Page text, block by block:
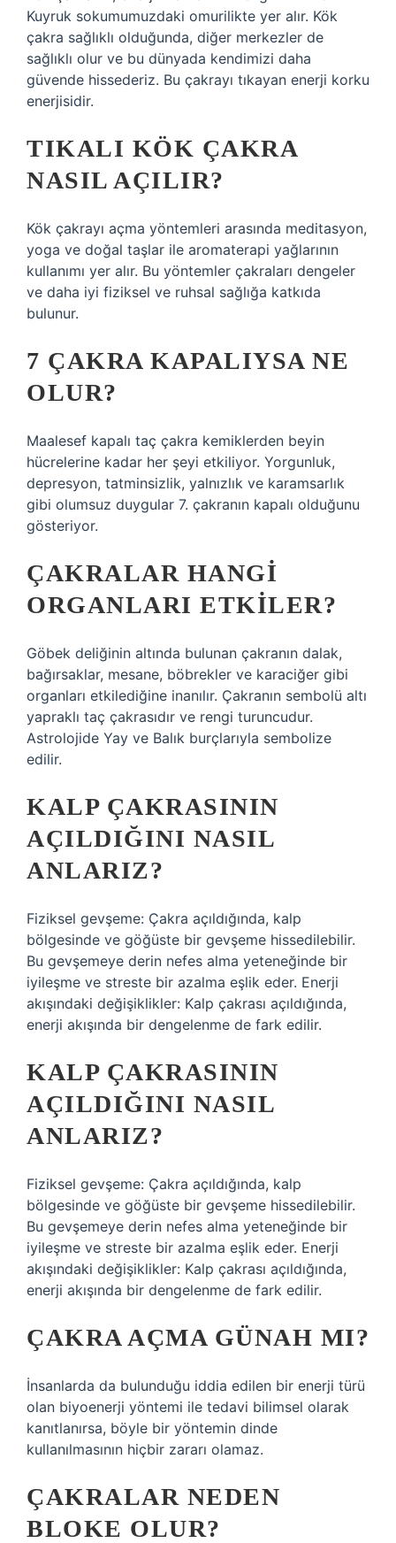
Kuyruk sokumumuzdaki omurilikte yer alır. Kök
çakra sağlıklı olduğunda, diğer merkezler de
sağlıklı olur ve bu dünyada kendimizi daha
güvende hissederiz. Bu çakrayı tıkayan enerji korku
enerjisidir.
TIKALI KÖK ÇAKRA
NASIL AÇILIR?
Kök çakrayı açma yöntemleri arasında meditasyon,
yoga ve doğal taşlar ile aromaterapi yağlarının
kullanımı yer alır. Bu yöntemler çakraları dengeler
ve daha iyi fiziksel ve ruhsal sağlığa katkıda
bulunur.
7 ÇAKRA KAPALIYSA NE
OLUR?
Maalesef kapalı taç çakra kemiklerden beyin
hücrelerine kadar her şeyi etkiliyor. Yorgunluk,
depresyon, tatminsizlik, yalnızlık ve karamsarlık
gibi olumsuz duygular 7. çakranın kapalı olduğunu
gösteriyor.
ÇAKRALAR HANGI
ORGANLARI ETKILER?
Göbek deliğinin altında bulunan çakranın dalak,
bağırsaklar, mesane, böbrekler ve karaciğer gibi
organları etkilediğine inanılır. Çakranın sembolü altı
yapraklı taç çakrasıdır ve rengi turuncudur.
Astrolojide Yay ve Balık burçlarıyla sembolize
edilir.
KALP ÇAKRASININ
AÇILDIĞINI NASIL
ANLARIZ?
Fiziksel gevşeme: Çakra açıldığında, kalp
bölgesinde ve göğüste bir gevşeme hissedilebilir.
Bu gevşemeye derin nefes alma yeteneğinde bir
iyileşme ve streste bir azalma eşlik eder. Enerji
akışındaki değişiklikler: Kalp çakrası açıldığında,
enerji akışında bir dengelenme de fark edilir.
KALP ÇAKRASININ
AÇILDIĞINI NASIL
ANLARIZ?
Fiziksel gevşeme: Çakra açıldığında, kalp
bölgesinde ve göğüste bir gevşeme hissedilebilir.
Bu gevşemeye derin nefes alma yeteneğinde bir
iyileşme ve streste bir azalma eşlik eder. Enerji
akışındaki değişiklikler: Kalp çakrası açıldığında,
enerji akışında bir dengelenme de fark edilir.
ÇAKRA AÇMA GÜNAH MI?
İnsanlarda da bulunduğu iddia edilen bir enerji türü
olan biyoenerji yöntemi ile tedavi bilimsel olarak
kanıtlanırsa, böyle bir yöntemin dinde
kullanılmasının hiçbir zararı olamaz.
ÇAKRALAR NEDEN
BLOKE OLUR?